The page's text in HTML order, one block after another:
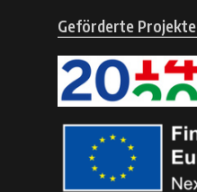
Geförderte Projekte